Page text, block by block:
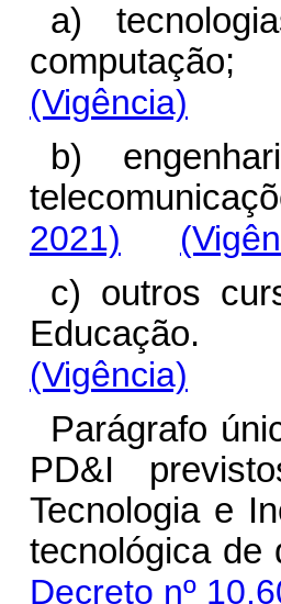
a)
computação;
(Vigência)
b)
2021)
c) outros
Educação.
(Vigência)
Parágrafo
PD&I
Tecnologia e
tecnológica
Decreto nº